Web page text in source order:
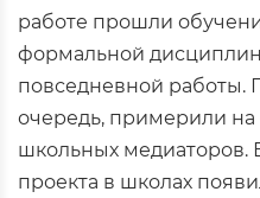
работе прошли
формальной
повседневной работы.
очередь, примерили
школьных медиаторов.
проекта в школах